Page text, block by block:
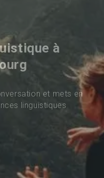
à
et mets en
linguistiques